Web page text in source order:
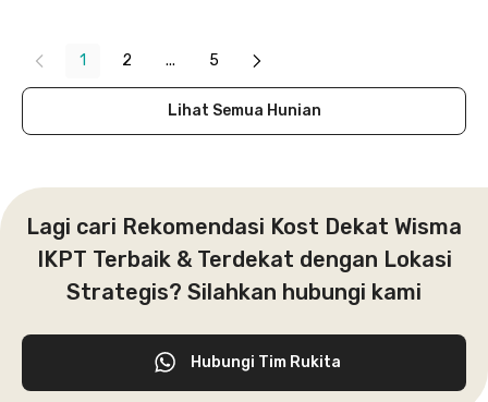
1 2 ... 5
Lihat Semua Hunian
Lagi cari Rekomendasi Kost Dekat Wisma
IKPT Terbaik & Terdekat dengan Lokasi
Strategis? Silahkan hubungi kami
Hubungi Tim Rukita